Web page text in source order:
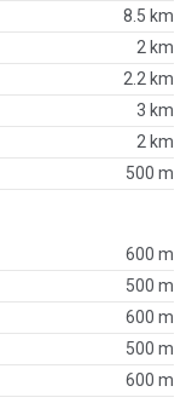
8.5 km
2 km
2.2 km
3 km
2 km
500 m
600 m
500 m
600 m
500 m
600 m